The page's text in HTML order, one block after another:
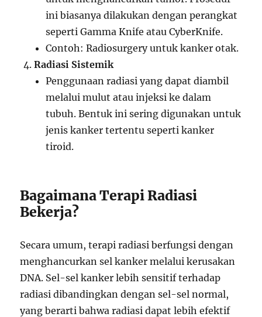
ini biasanya dilakukan dengan perangkat
seperti Gamma Knife atau CyberKnife.
Contoh: Radiosurgery untuk kanker otak.
Radiasi Sistemik
Penggunaan radiasi yang dapat diambil
melalui mulut atau injeksi ke dalam
tubuh. Bentuk ini sering digunakan untuk
jenis kanker tertentu seperti kanker
tiroid.
Bagaimana Terapi Radiasi
Bekerja?
Secara umum, terapi radiasi berfungsi dengan
menghancurkan sel kanker melalui kerusakan
DNA. Sel-sel kanker lebih sensitif terhadap
radiasi dibandingkan dengan sel-sel normal,
yang berarti bahwa radiasi dapat lebih efektif